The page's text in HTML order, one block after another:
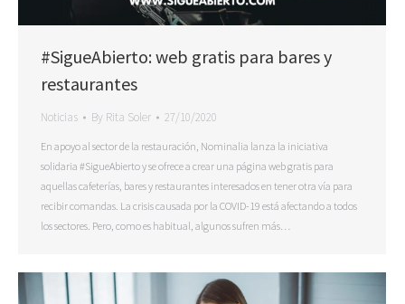
#SigueAbierto: web gratis para bares y
restaurantes
Noticias By Rita Soler 27/10/2020
En apoyo al sector de la restauración, Nominalia lanza la iniciativa
solidaria #SigueAbierto y se ofrece a crear una página web gratis para
aquellas cafeterías, bares y restaurantes interesados en tener otra vía para
recibir comandas. La crisis causada por la COVID-19 está afectando a todos
los sectores. Pero, como es habitual, algunos sufren más…